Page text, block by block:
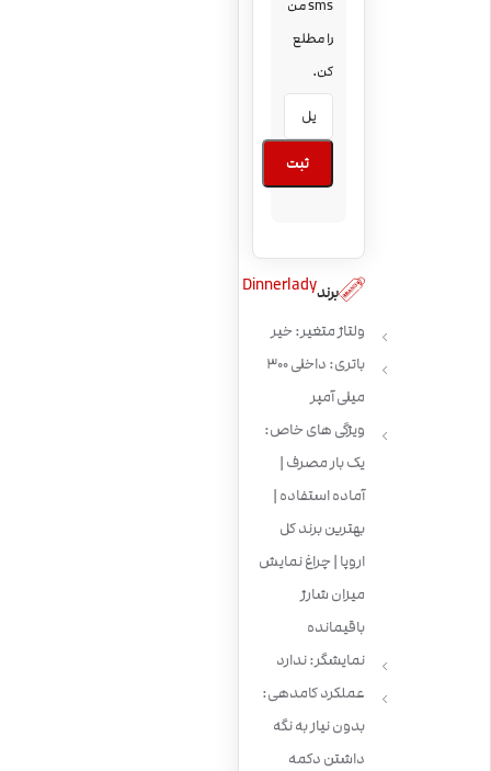
sms من
را مطلع
کن.
ثبت
برندDinnerlady
ولتاژ متغیر: خیر
باتری: داخلی 300
میلی آمپر
ویژگی های خاص:
یک بار مصرف |
آماده استفاده |
بهترین برند کل
اروپا | چراغ نمایش
میزان شارژ
باقیمانده
نمایشگر: ندارد
عملکرد کامدهی:
بدون نیاز به نگه
داشتن دکمه